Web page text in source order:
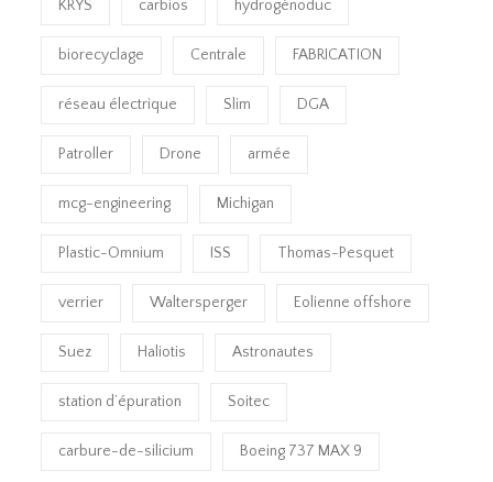
KRYS carbios hydrogénoduc
biorecyclage Centrale FABRICATION
réseau électrique Slim DGA
Patroller Drone armée
mcg-engineering Michigan
Plastic-Omnium ISS Thomas-Pesquet
verrier Waltersperger Eolienne offshore
Suez Haliotis Astronautes
station d’épuration Soitec
carbure-de-silicium Boeing 737 MAX 9